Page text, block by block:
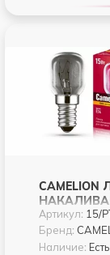
ДЛЯ
(+300°) E14
Артикул: 15/
Бренд:
Наличие: